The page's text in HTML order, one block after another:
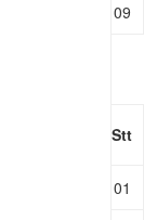
09
Stt
01